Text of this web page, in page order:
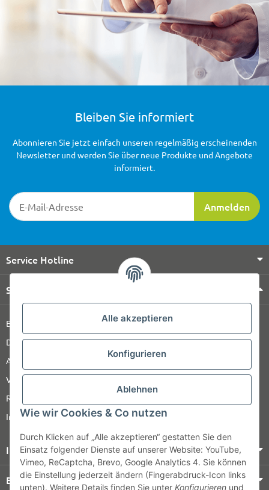
Alle akzeptieren
Konfigurieren
Ablehnen
Wie wir Cookies & Co nutzen
Durch Klicken auf „Alle akzeptieren“ gestatten Sie den
Einsatz folgender Dienste auf unserer Website: YouTube,
Vimeo, ReCaptcha, Brevo, Google Analytics 4. Sie können
die Einstellung jederzeit ändern (Fingerabdruck-Icon links
unten). Weitere Details finden Sie unter Konfigurieren und
Bleiben Sie informiert
Newsletter-Registrierung
Anmelden
Abonnieren Sie jetzt einfach unseren regelmäßig erscheinenden
Newsletter und werden Sie über neue Produkte und Angebote
informiert.
Service Hotline
Shop Service
Barrierefreiheitserklärung
Datenschutz
AGB
Versandinformationen
Retour
Impressum
Informationen
Bezahlung & Versand